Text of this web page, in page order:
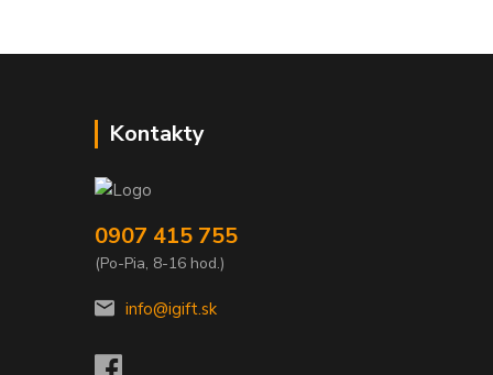
Kontakty
0907 415 755
(Po-Pia, 8-16 hod.)
info@igift.sk